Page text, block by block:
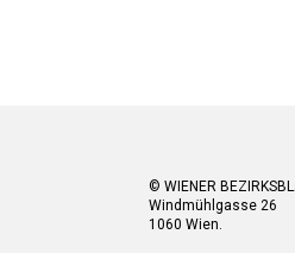
© WIENER
Windmühlgasse 26
1060 Wien.